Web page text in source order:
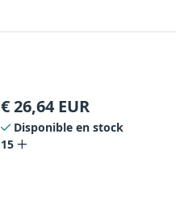
€26,64 EUR
Disponible en stock
15